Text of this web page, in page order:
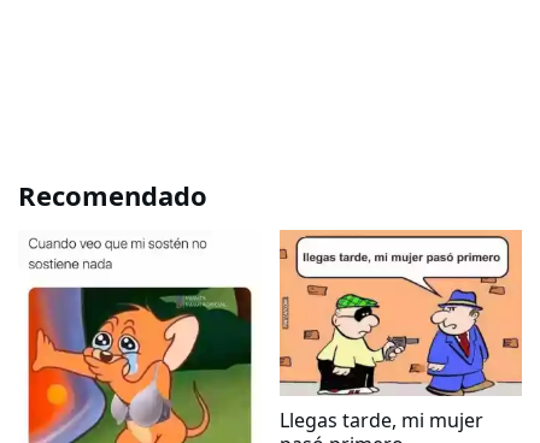
Recomendado
Llegas tarde, mi mujer